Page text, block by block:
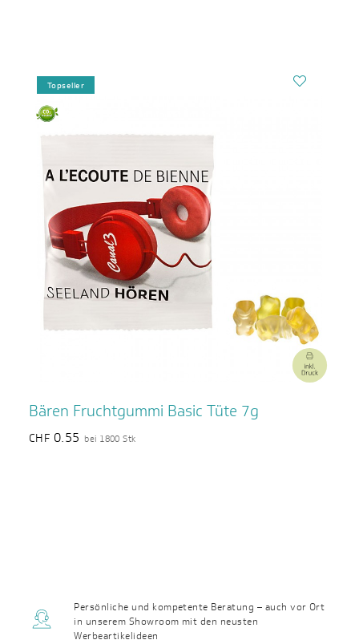
Topseller
Bären Fruchtgummi Basic Tüte 7g
CHF 0.55 bei 1800 Stk
Persönliche und kompetente Beratung – auch vor Ort
in unserem Showroom mit den neusten
Werbeartikelideen